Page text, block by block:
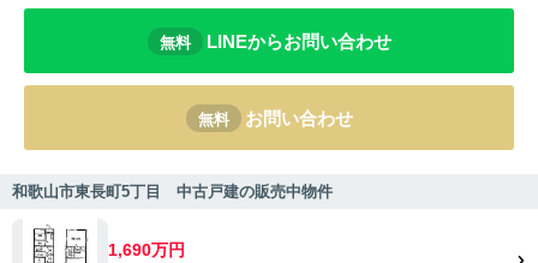
無料 LINEからお問い合わせ
無料 お問い合わせ
和歌山市東長町5丁目 中古戸建の販売中物件
1,690万円